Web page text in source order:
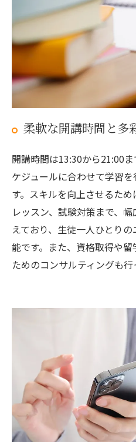
柔軟な開講時間と多
開講時間は13:30から21:00
ケジュールに合わせて学習
す。スキルを向上させるた
レッスン、試験対策まで、
えており、生徒一人ひとり
能です。また、資格取得や
ためのコンサルティングも行